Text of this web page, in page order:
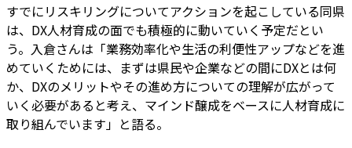
すでにリスキリングについてアクションを起こしている同県
は、DX人材育成の面でも積極的に動いていく予定だとい
う。入倉さんは「業務効率化や生活の利便性アップなどを進
めていくためには、まずは県民や企業などの間にDXとは何
か、DXのメリットやその進め方についての理解が広がって
いく必要があると考え、マインド醸成をベースに人材育成に
取り組んでいます」と語る。